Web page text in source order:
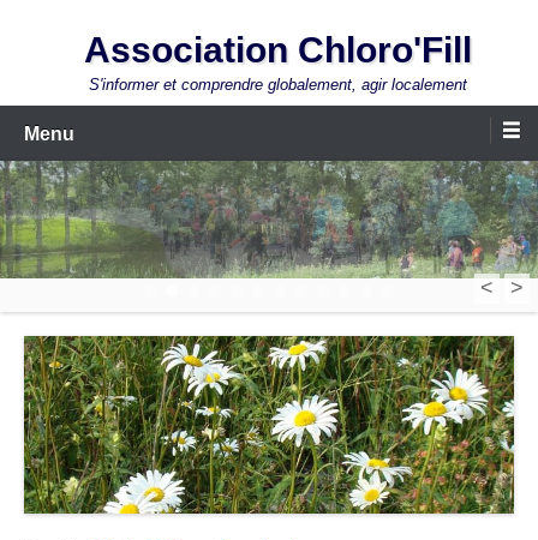
Association Chloro'Fill
S'informer et comprendre globalement, agir localement
Menu
< >